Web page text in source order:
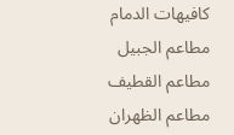
كافيهات الدمام
مطاعم الجبيل
مطاعم القطيف
مطاعم الظهران